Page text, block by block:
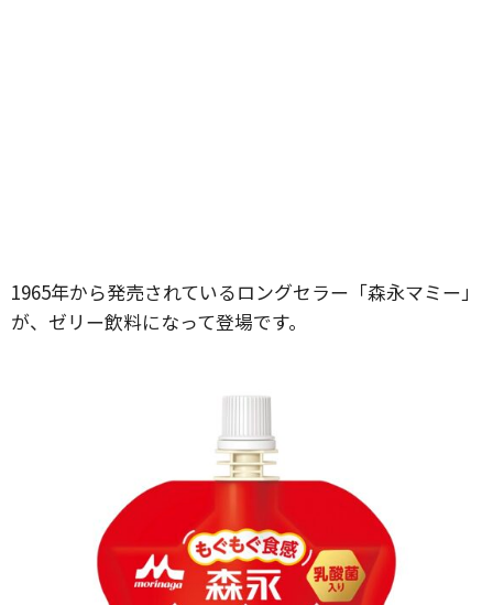
1965年から発売されているロングセラー「森永マミー」
が、ゼリー飲料になって登場です。